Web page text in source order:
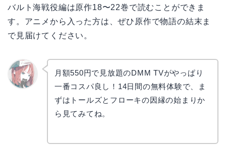
バルト海戦役編は原作18〜22巻で読むことができま
す。アニメから入った方は、ぜひ原作で物語の結末ま
で見届けてください。
月額550円で見放題のDMM TVがやっぱり
一番コスパ良し！14日間の無料体験で、ま
ずはトールズとフローキの因縁の始まりか
ら見てみてね。